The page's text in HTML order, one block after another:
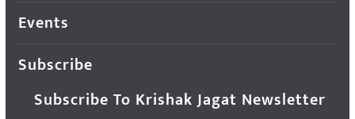
Events
Subscribe
Subscribe To Krishak Jagat Newsletter